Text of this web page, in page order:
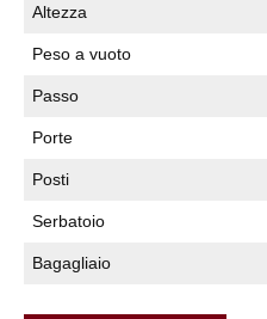
Altezza
Peso a vuoto
Passo
Porte
Posti
Serbatoio
Bagagliaio